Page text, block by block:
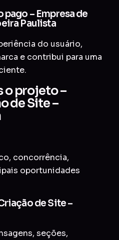
pago – Empresa de
Paulista
do usuário,
e contribui para uma
o projeto –
de Site –
concorrência,
oportunidades
de Site –
seções,